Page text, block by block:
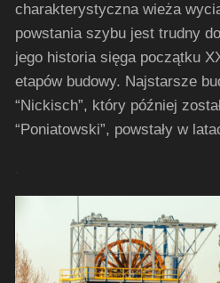
charakterystyczna wieża
powstania szybu jest trudny
jego historia sięga początku
etapów budowy. Najstarsze
“Nickisch”, który później
“Poniatowski”, powstały w